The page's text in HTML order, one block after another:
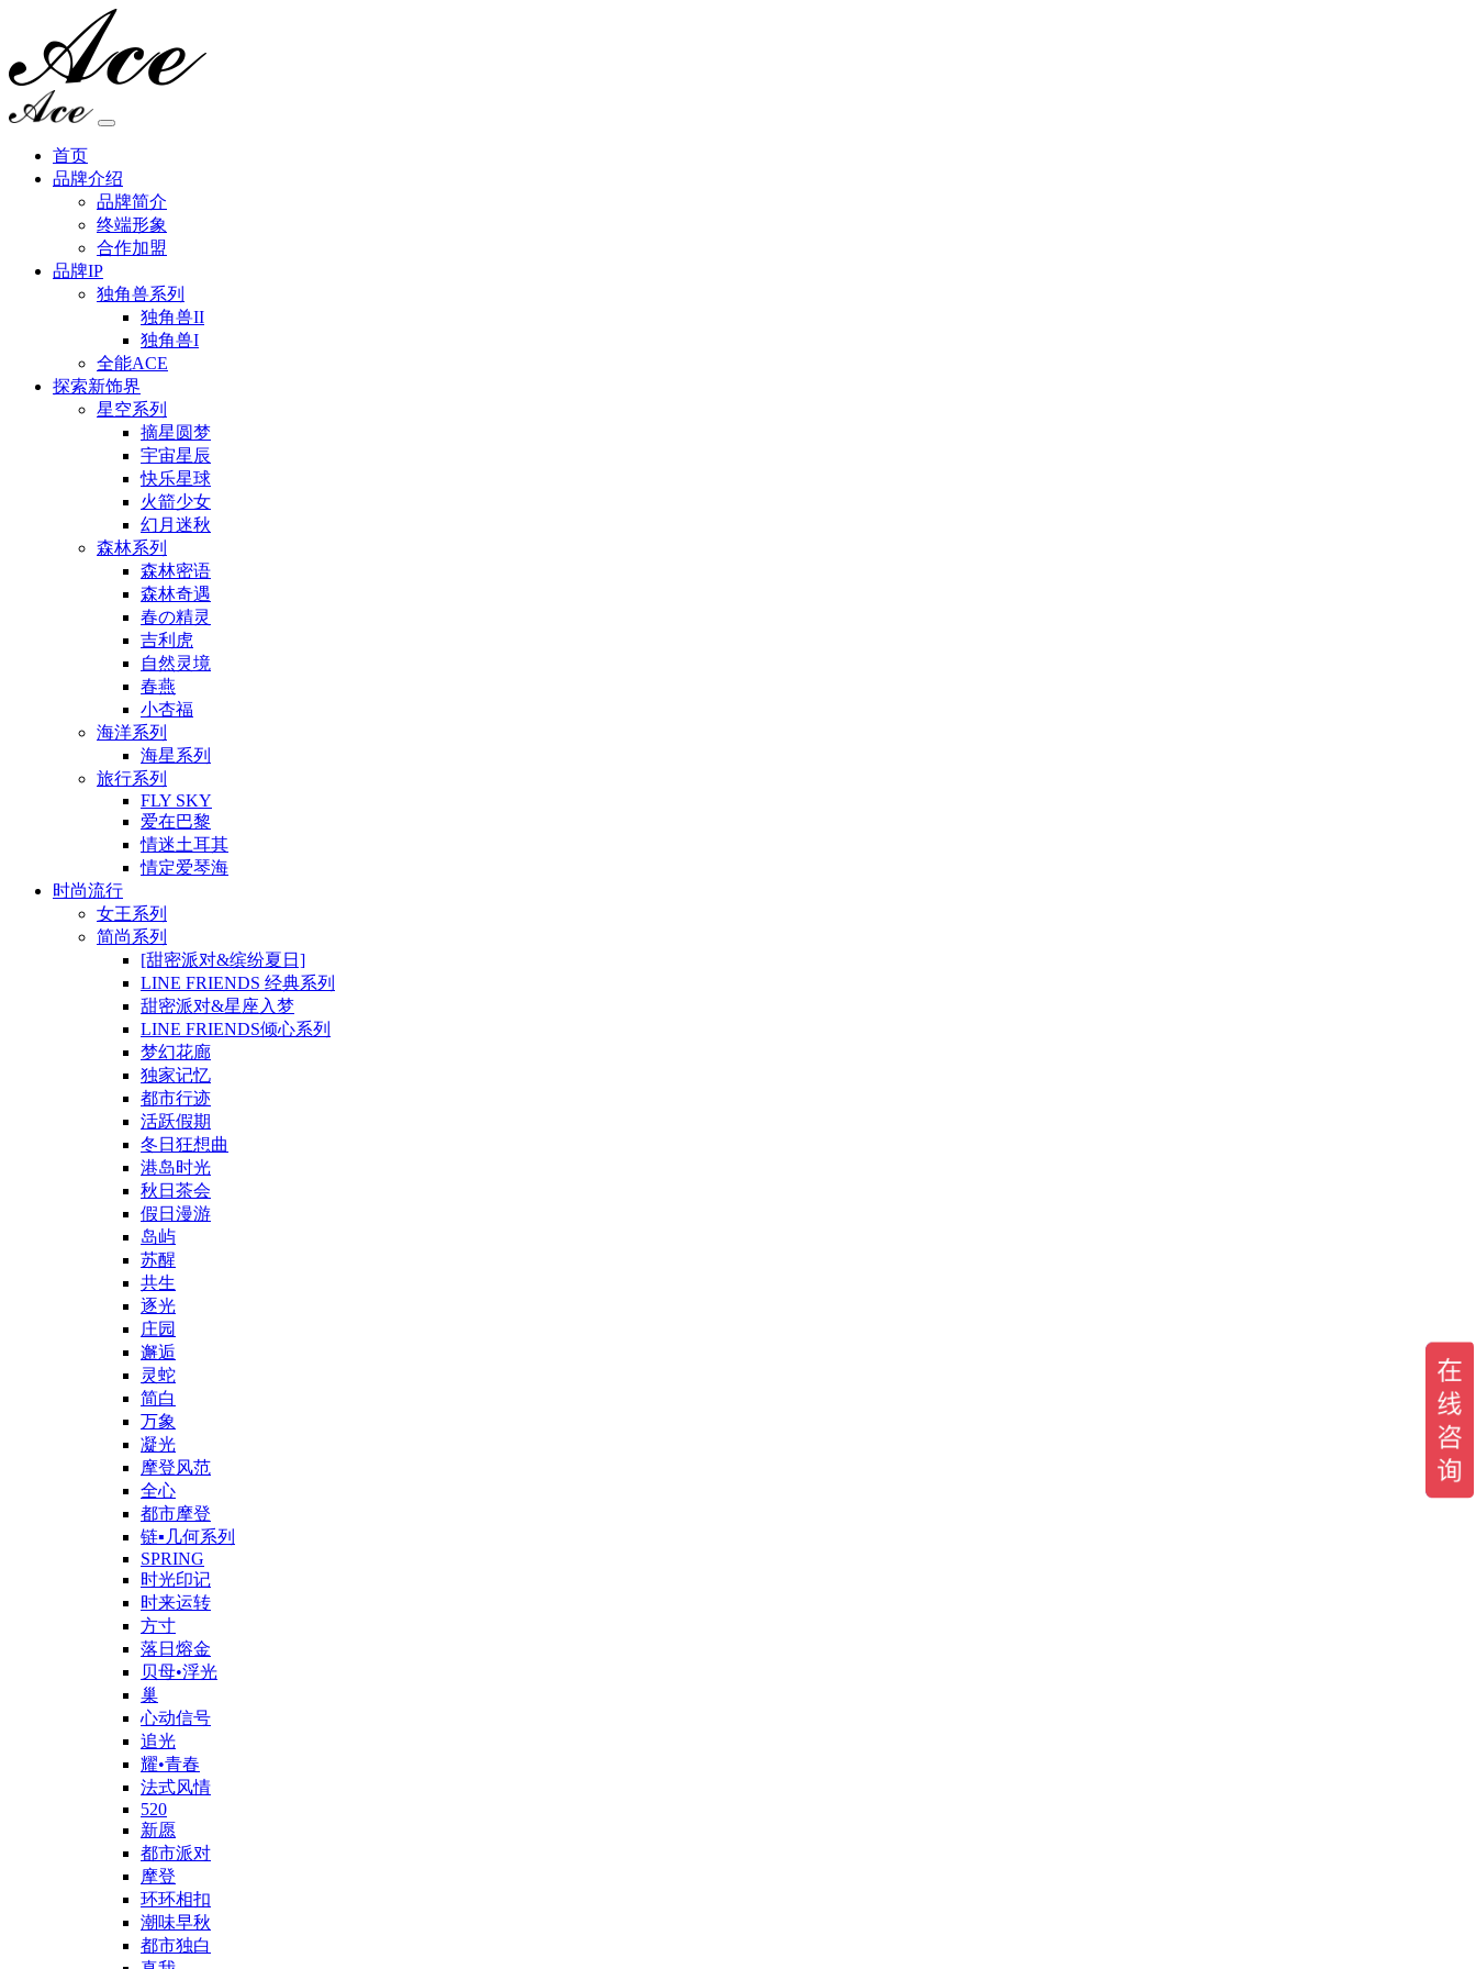
首页
品牌介绍
品牌简介
终端形象
合作加盟
品牌IP
独角兽系列
独角兽II
独角兽I
全能ACE
探索新饰界
星空系列
摘星圆梦
宇宙星辰
快乐星球
火箭少女
幻月迷秋
森林系列
森林密语
森林奇遇
春の精灵
吉利虎
自然灵境
春燕
小杏福
海洋系列
海星系列
旅行系列
FLY SKY
爱在巴黎
情迷土耳其
情定爱琴海
时尚流行
女王系列
简尚系列
[甜密派对&缤纷夏日]
LINE FRIENDS 经典系列
甜密派对&星座入梦
LINE FRIENDS倾心系列
梦幻花廊
独家记忆
都市行迹
活跃假期
冬日狂想曲
港岛时光
秋日茶会
假日漫游
岛屿
苏醒
共生
逐光
庄园
邂逅
灵蛇
简白
万象
凝光
摩登风范
全心
都市摩登
链▪几何系列
SPRING
时光印记
时来运转
方寸
落日熔金
贝母•浮光
巢
心动信号
追光
耀•青春
法式风情
520
新愿
都市派对
摩登
环环相扣
潮味早秋
都市独白